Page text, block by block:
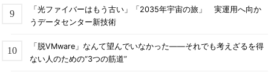
「光ファイバーはもう古い」「2035年宇宙の旅」 実運用へ向か
うデータセンター新技術
「脱VMware」なんて望んでいなかった――それでも考えざるを得
ない人のための“3つの筋道”